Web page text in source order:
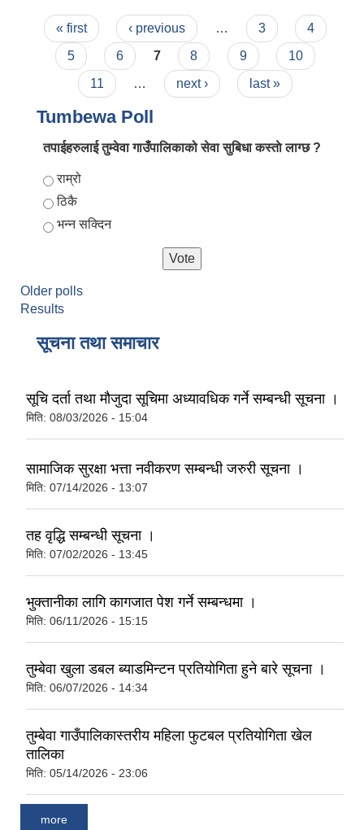
Pages
« first ‹ previous … 3
4
5
6 7 8 9
10
11
… next › last »
Tumbewa Poll
तपाईहरुलाई तुम्वेवा गाउँपालिकाको सेवा सुबिधा कस्ताे लाग्छ ?
Choices
राम्रो
ठिकै
भन्न सक्दिन
Older polls
Results
सूचना तथा समाचार
सूचि दर्ता तथा मौजुदा सूचिमा अध्यावधिक गर्ने सम्बन्धी सूचना ।
मिति: 08/03/2026 - 15:04
सामाजिक सुरक्षा भत्ता नवीकरण सम्बन्धी जरुरी सूचना ।
मिति: 07/14/2026 - 13:07
तह वृद्धि सम्बन्धी सूचना ।
मिति: 07/02/2026 - 13:45
भुक्तानीका लागि कागजात पेश गर्ने सम्बन्धमा ।
मिति: 06/11/2026 - 15:15
तुम्बेवा खुला डबल ब्याडमिन्टन प्रतियोगिता हुने बारे सूचना ।
मिति: 06/07/2026 - 14:34
तुम्बेवा गाउँपालिकास्तरीय महिला फुटबल प्रतियोगिता खेल
तालिका
मिति: 05/14/2026 - 23:06
more